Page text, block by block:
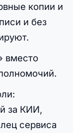
копии и
и без
вместо
за КИИ,
сервиса